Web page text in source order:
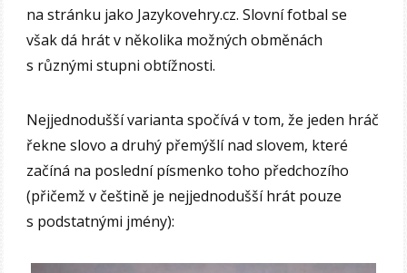
na stránku jako Jazykovehry.cz. Slovní fotbal se
však dá hrát v několika možných obměnách
s různými stupni obtížnosti.
Nejjednodušší varianta spočívá v tom, že jeden hráč
řekne slovo a druhý přemýšlí nad slovem, které
začíná na poslední písmenko toho předchozího
(přičemž v češtině je nejjednodušší hrát pouze
s podstatnými jmény):